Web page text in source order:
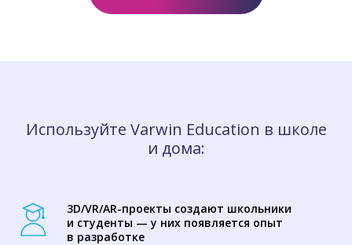
Используйте Varwin Education в школе
и дома:
3D/VR/AR-проекты создают школьники
и студенты — у них появляется опыт
в разработке